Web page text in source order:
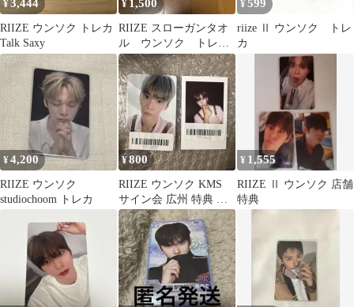
¥3,444
RIIZE ウンソク トレカ
Talk Saxy
¥ 1,500
RIIZE スローガンタオ
ル ウンソク トレカ
付き
¥599
riize Ⅱ ウンソク トレ
カ
¥4,200
RIIZE ウンソク
studiochoom トレカ
¥800
RIIZE ウンソク KMS
サイン会 広州 特典 ト
レカ ポラロイド
¥ 1,555
RIIZE Ⅱ ウンソク 店舗
特典